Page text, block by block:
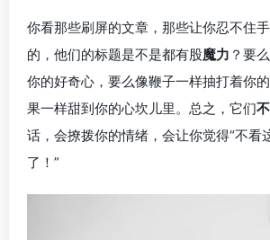
你看那些刷屏的文章，那些让你忍不住
的，他们的标题是不是都有股魔力 ？要
你的好奇心，要么像鞭子一样抽打着你
果一样甜到你的心坎儿里。总之，它们
话，会撩拨你的情绪，会让你觉得“不看
了！”